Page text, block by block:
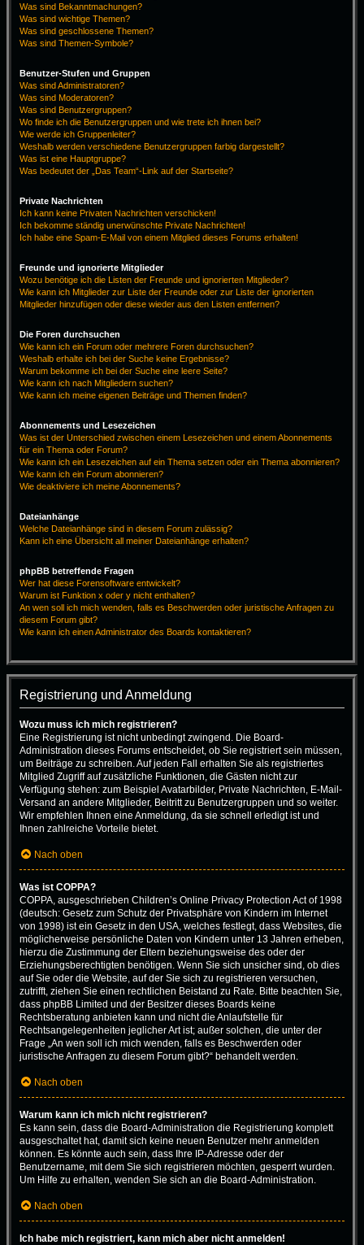
Was sind Bekanntmachungen?
Was sind wichtige Themen?
Was sind geschlossene Themen?
Was sind Themen-Symbole?
Benutzer-Stufen und Gruppen
Was sind Administratoren?
Was sind Moderatoren?
Was sind Benutzergruppen?
Wo finde ich die Benutzergruppen und wie trete ich ihnen bei?
Wie werde ich Gruppenleiter?
Weshalb werden verschiedene Benutzergruppen farbig dargestellt?
Was ist eine Hauptgruppe?
Was bedeutet der „Das Team“-Link auf der Startseite?
Private Nachrichten
Ich kann keine Privaten Nachrichten verschicken!
Ich bekomme ständig unerwünschte Private Nachrichten!
Ich habe eine Spam-E-Mail von einem Mitglied dieses Forums erhalten!
Freunde und ignorierte Mitglieder
Wozu benötige ich die Listen der Freunde und ignorierten Mitglieder?
Wie kann ich Mitglieder zur Liste der Freunde oder zur Liste der ignorierten
Mitglieder hinzufügen oder diese wieder aus den Listen entfernen?
Die Foren durchsuchen
Wie kann ich ein Forum oder mehrere Foren durchsuchen?
Weshalb erhalte ich bei der Suche keine Ergebnisse?
Warum bekomme ich bei der Suche eine leere Seite?
Wie kann ich nach Mitgliedern suchen?
Wie kann ich meine eigenen Beiträge und Themen finden?
Abonnements und Lesezeichen
Was ist der Unterschied zwischen einem Lesezeichen und einem Abonnements
für ein Thema oder Forum?
Wie kann ich ein Lesezeichen auf ein Thema setzen oder ein Thema abonnieren?
Wie kann ich ein Forum abonnieren?
Wie deaktiviere ich meine Abonnements?
Dateianhänge
Welche Dateianhänge sind in diesem Forum zulässig?
Kann ich eine Übersicht all meiner Dateianhänge erhalten?
phpBB betreffende Fragen
Wer hat diese Forensoftware entwickelt?
Warum ist Funktion x oder y nicht enthalten?
An wen soll ich mich wenden, falls es Beschwerden oder juristische Anfragen zu
diesem Forum gibt?
Wie kann ich einen Administrator des Boards kontaktieren?
Registrierung und Anmeldung
Wozu muss ich mich registrieren?
Eine Registrierung ist nicht unbedingt zwingend. Die Board-
Administration dieses Forums entscheidet, ob Sie registriert sein müssen,
um Beiträge zu schreiben. Auf jeden Fall erhalten Sie als registriertes
Mitglied Zugriff auf zusätzliche Funktionen, die Gästen nicht zur
Verfügung stehen: zum Beispiel Avatarbilder, Private Nachrichten, E-Mail-
Versand an andere Mitglieder, Beitritt zu Benutzergruppen und so weiter.
Wir empfehlen Ihnen eine Anmeldung, da sie schnell erledigt ist und
Ihnen zahlreiche Vorteile bietet.
Nach oben
Was ist COPPA?
COPPA, ausgeschrieben Children’s Online Privacy Protection Act of 1998
(deutsch: Gesetz zum Schutz der Privatsphäre von Kindern im Internet
von 1998) ist ein Gesetz in den USA, welches festlegt, dass Websites, die
möglicherweise persönliche Daten von Kindern unter 13 Jahren erheben,
hierzu die Zustimmung der Eltern beziehungsweise des oder der
Erziehungsberechtigten benötigen. Wenn Sie sich unsicher sind, ob dies
auf Sie oder die Website, auf der Sie sich zu registrieren versuchen,
zutrifft, ziehen Sie einen rechtlichen Beistand zu Rate. Bitte beachten Sie,
dass phpBB Limited und der Besitzer dieses Boards keine
Rechtsberatung anbieten kann und nicht die Anlaufstelle für
Rechtsangelegenheiten jeglicher Art ist; außer solchen, die unter der
Frage „An wen soll ich mich wenden, falls es Beschwerden oder
juristische Anfragen zu diesem Forum gibt?“ behandelt werden.
Nach oben
Warum kann ich mich nicht registrieren?
Es kann sein, dass die Board-Administration die Registrierung komplett
ausgeschaltet hat, damit sich keine neuen Benutzer mehr anmelden
können. Es könnte auch sein, dass Ihre IP-Adresse oder der
Benutzername, mit dem Sie sich registrieren möchten, gesperrt wurden.
Um Hilfe zu erhalten, wenden Sie sich an die Board-Administration.
Nach oben
Ich habe mich registriert, kann mich aber nicht anmelden!